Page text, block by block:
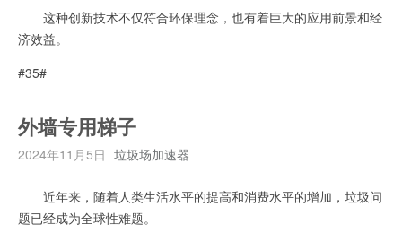
这种创新技术不仅符合环保理念，也有着巨大的应用前景和经
济效益。
#35#
外墙专用梯子
2024年11月5日 垃圾场加速器
近年来，随着人类生活水平的提高和消费水平的增加，垃圾问
题已经成为全球性难题。